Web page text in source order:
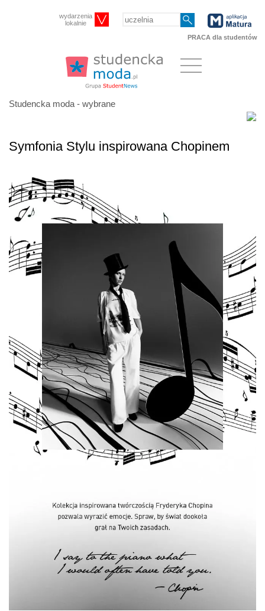
wydarzenia
lokalnie
PRACA dla studentów
Studencka moda - wybrane
Symfonia Stylu inspirowana Chopinem